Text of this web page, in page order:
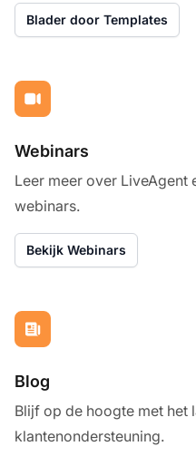
Blader door Templates
Webinars
Leer meer over LiveAgent
webinars.
Bekijk Webinars
Blog
Blijf op de hoogte met het
klantenondersteuning.